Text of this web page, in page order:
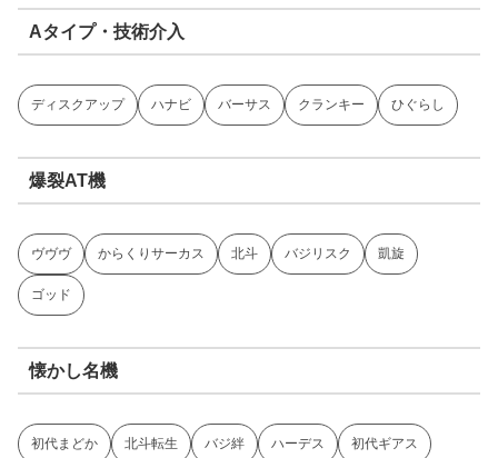
Aタイプ・技術介入
ディスクアップ ハナビ バーサス クランキー ひぐらし
爆裂AT機
ヴヴヴ からくりサーカス 北斗 バジリスク 凱旋
ゴッド
懐かし名機
初代まどか 北斗転生 バジ絆 ハーデス 初代ギアス